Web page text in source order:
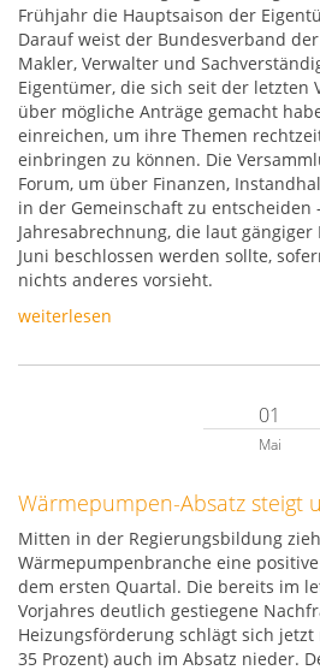
Frühjahr die Hauptsaison der
Darauf weist der Bundesverband
Makler, Verwalter und
Eigentümer, die sich seit der letzten
über mögliche Anträge gemacht
einreichen, um ihre Themen
einbringen zu können. Die
Forum, um über Finanzen,
in der Gemeinschaft zu entscheiden
Jahresabrechnung, die laut gängiger
Juni beschlossen werden sollte,
nichts anderes vorsieht.
weiterlesen
01
Mai
Wärmepumpen-Absatz steigt
Mitten in der Regierungsbildung
Wärmepumpenbranche eine
dem ersten Quartal. Die bereits im
Vorjahres deutlich gestiegene
Heizungsförderung schlägt sich jetzt
35 Prozent) auch im Absatz nieder.